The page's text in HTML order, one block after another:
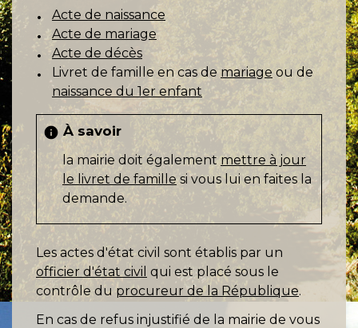
Acte de naissance
Acte de mariage
Acte de décès
Livret de famille en cas de mariage ou de
naissance du 1er enfant
info À savoir
la mairie doit également mettre à jour
le livret de famillesi vous lui en faites la
demande.
Les actes d'état civil sont établis par un
officier d'état civil qui est placé sous le
contrôle du procureur de la République.
En cas de refus injustifié de la mairie de vous